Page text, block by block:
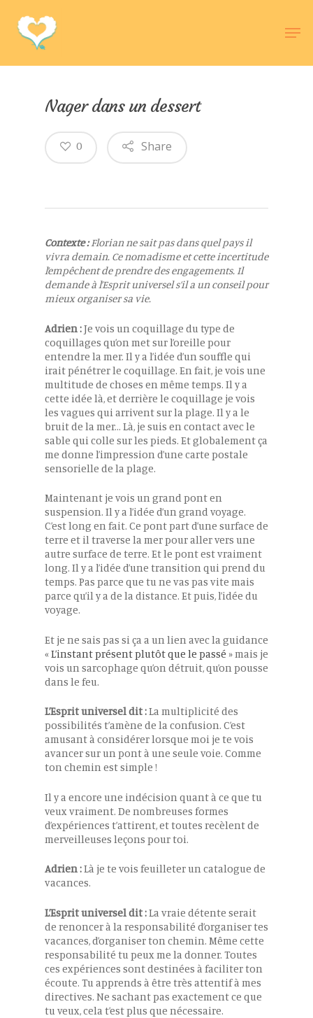
Nager dans un dessert
Share
0
Contexte :Florian ne sait pas dans quel pays il
vivra demain. Ce nomadisme et cette incertitude
l’empêchent de prendre des engagements. Il
demande à l’Esprit universel s’il a un conseil pour
mieux organiser sa vie.
Adrien :Je vois un coquillage du type de
coquillages qu’on met sur l’oreille pour
entendre la mer. Il y a l’idée d’un souffle qui
irait pénétrer le coquillage. En fait, je vois une
multitude de choses en même temps. Il y a
cette idée là, et derrière le coquillage je vois
les vagues qui arrivent sur la plage. Il y a le
bruit de la mer… Là, je suis en contact avec le
sable qui colle sur les pieds. Et globalement ça
me donne l’impression d’une carte postale
sensorielle de la plage.
Maintenant je vois un grand pont en
suspension. Il y a l’idée d’un grand voyage.
C’est long en fait. Ce pont part d’une surface de
terre et il traverse la mer pour aller vers une
autre surface de terre. Et le pont est vraiment
long. Il y a l’idée d’une transition qui prend du
temps. Pas parce que tu ne vas pas vite mais
parce qu’il y a de la distance. Et puis, l’idée du
voyage.
Et je ne sais pas si ça a un lien avec la guidance
« L’instant présent plutôt que le passé » mais je
vois un sarcophage qu’on détruit, qu’on pousse
dans le feu.
L’Esprit universel dit :La multiplicité des
possibilités t’amène de la confusion. C’est
amusant à considérer lorsque moi je te vois
avancer sur un pont à une seule voie. Comme
ton chemin est simple !
Il y a encore une indécision quant à ce que tu
veux vraiment. De nombreuses formes
d’expériences t’attirent, et toutes recèlent de
merveilleuses leçons pour toi.
Adrien :Là je te vois feuilleter un catalogue de
vacances.
L’Esprit universel dit :La vraie détente serait
de renoncer à la responsabilité d’organiser tes
vacances, d’organiser ton chemin. Même cette
responsabilité tu peux me la donner. Toutes
ces expériences sont destinées à faciliter ton
écoute. Tu apprends à être très attentif à mes
directives. Ne sachant pas exactement ce que
tu veux, cela t’est plus que nécessaire.